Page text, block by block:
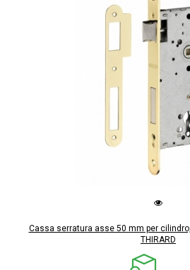
Cassa serratura asse 50 mm per
THIRARD